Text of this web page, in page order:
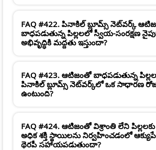
FAQ #422. పినాకిల్ బ్లూమ్స్ నెట్‌వర్క్
బాధపడుతున్న పిల్లలలో స్వీయ-సంరక్షణ
అభివృద్ధికి మద్దతు ఇస్తుందా?
FAQ #423. ఆటిజంతో బాధపడుతున్న
పినాకిల్ బ్లూమ్స్ నెట్‌వర్క్‌లో ఒక సాధారణ
ఉంటుంది?
FAQ #424. ఆటిజంతో విశ్రాంతి లేని
అధిక శక్తి స్థాయిలను నిర్వహించడంలో
థెరపీ సహాయపడుతుందా?